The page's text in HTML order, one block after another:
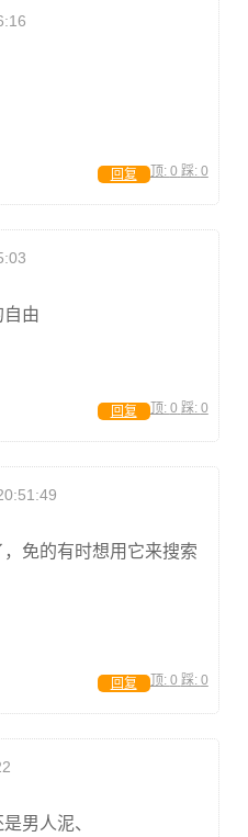
顶: 0 踩: 0
回复
自由
顶: 0 踩: 0
回复
免的有时想用它来搜索
顶: 0 踩: 0
回复
男人泥、